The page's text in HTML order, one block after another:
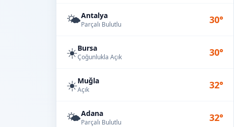
🌤️Antalya
Parçalı Bulutlu 30°
☀️Bursa
Çoğunlukla Açık 30°
☀️Muğla
Açık 32°
🌤️Adana
Parçalı Bulutlu 32°